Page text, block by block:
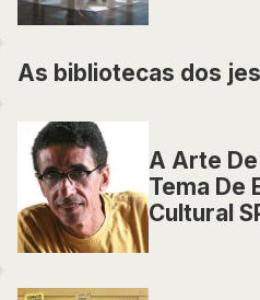
As bibliotecas dos
A Arte
Tema De
Cultural